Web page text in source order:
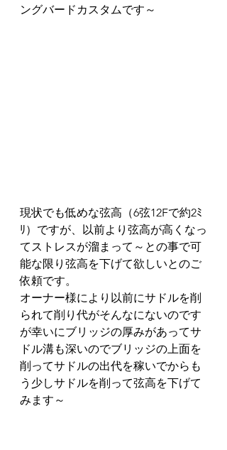
ングバードカスタムです～
現状でも低めな弦高（6弦12Fで約2ﾐ
ﾘ）ですが、以前より弦高が高くなっ
てストレスが溜まって～との事で可
能な限り弦高を下げて欲しいとのご
依頼です。
オーナー様により以前にサドルを削
られて削り代がそんなにないのです
が幸いにブリッジの厚みがあってサ
ドル溝も深いのでブリッジの上面を
削ってサドルの出代を稼いでからも
う少しサドルを削って弦高を下げて
みます～